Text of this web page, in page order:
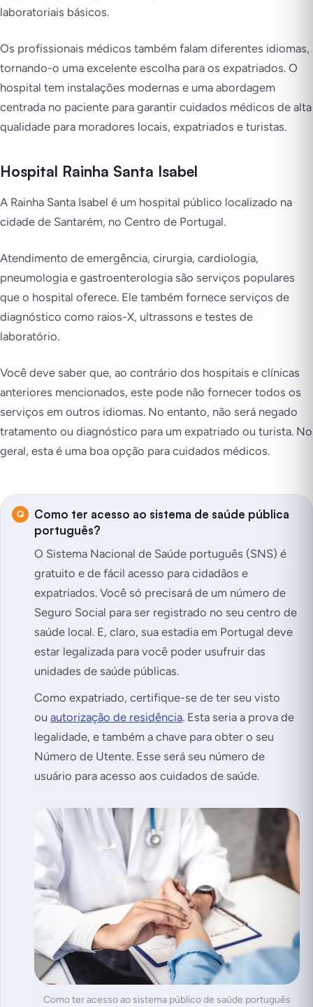
laboratoriais básicos.
Os profissionais médicos também falam diferentes idiomas,
tornando-o uma excelente escolha para os expatriados. O
hospital tem instalações modernas e uma abordagem
centrada no paciente para garantir cuidados médicos de alta
qualidade para moradores locais, expatriados e turistas.
Hospital Rainha Santa Isabel
A Rainha Santa Isabel é um hospital público localizado na
cidade de Santarém, no Centro de Portugal.
Atendimento de emergência, cirurgia, cardiologia,
pneumologia e gastroenterologia são serviços populares
que o hospital oferece. Ele também fornece serviços de
diagnóstico como raios-X, ultrassons e testes de
laboratório.
Você deve saber que, ao contrário dos hospitais e clínicas
anteriores mencionados, este pode não fornecer todos os
serviços em outros idiomas. No entanto, não será negado
tratamento ou diagnóstico para um expatriado ou turista. No
geral, esta é uma boa opção para cuidados médicos.
Como ter acesso ao sistema de saúde pública
português?
O Sistema Nacional de Saúde português (SNS) é
gratuito e de fácil acesso para cidadãos e
expatriados. Você só precisará de um número de
Seguro Social para ser registrado no seu centro de
saúde local. E, claro, sua estadia em Portugal deve
estar legalizada para você poder usufruir das
unidades de saúde públicas.
Como expatriado, certifique-se de ter seu visto
ou autorização de residência. Esta seria a prova de
legalidade, e também a chave para obter o seu
Número de Utente. Esse será seu número de
usuário para acesso aos cuidados de saúde.
Como ter acesso ao sistema público de saúde português